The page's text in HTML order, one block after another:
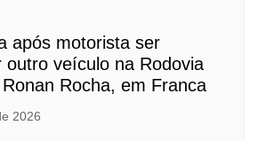
após motorista ser
outro veículo na Rodovia
Rocha, em Franca
2026